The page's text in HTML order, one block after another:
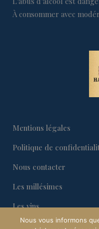
À consommer avec
Mentions légales
Politique de
Nous contacter
Les millésimes
Les vins
Nous vous informons